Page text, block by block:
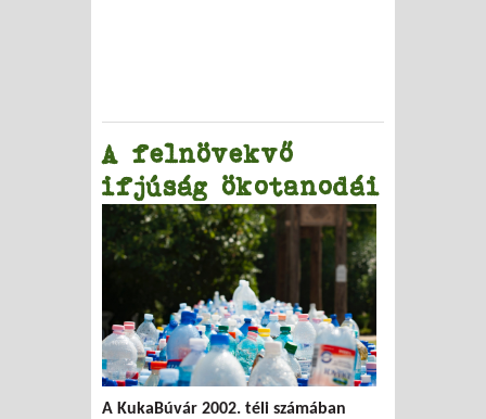
A felnövekvő
ifjúság ökotanodái
A KukaBúvár 2002. téli számában